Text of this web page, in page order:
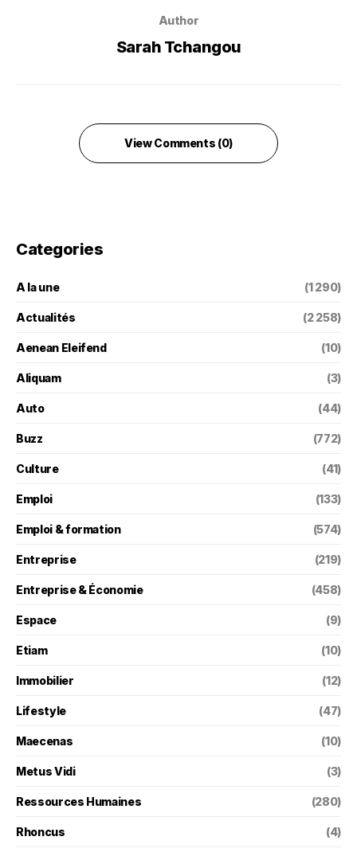
Author
Sarah Tchangou
View Comments (0)
Categories
A la une (1 290)
Actualités (2 258)
Aenean Eleifend (10)
Aliquam (3)
Auto (44)
Buzz (772)
Culture (41)
Emploi (133)
Emploi & formation (574)
Entreprise (219)
Entreprise & Économie (458)
Espace (9)
Etiam (10)
Immobilier (12)
Lifestyle (47)
Maecenas (10)
Metus Vidi (3)
Ressources Humaines (280)
Rhoncus (4)